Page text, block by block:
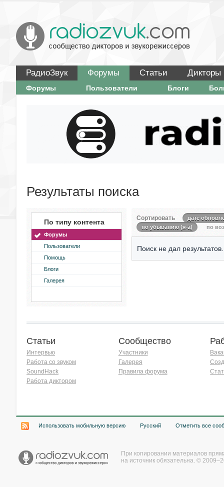
РадиоЗвук Форумы Статьи Дикторы
Форумы Пользователи Блоги
Результаты поиска
По типу контента
Форумы
Пользователи
Помощь
Блоги
Галерея
Сортировать
дате
по убыванию (я-а)
по
Поиск не дал результатов.
Статьи
Интервью
Работа со звуком
SoundHack
Работа диктором
Сообщество
Участники
Галерея
Правила форума
Использовать мобильную версию Русский Отметить все
При копировании материалов
на источник обязательна. ©